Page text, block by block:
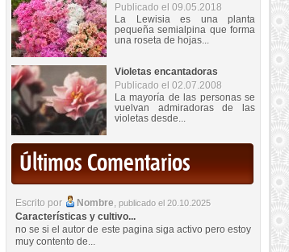
Publicado el 09.05.2018
La Lewisia es una planta
pequeña semialpina que forma
una roseta de hojas...
Violetas encantadoras
Publicado el 02.07.2008
La mayoría de las personas se
vuelvan admiradoras de las
violetas desde...
Últimos Comentarios
Escrito por Nombre, publicado el 20.10.2025
Características y cultivo...
no se si el autor de este pagina siga activo pero estoy
muy contento de...